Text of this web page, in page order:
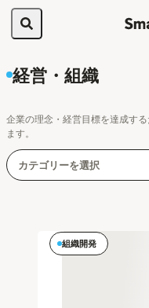
経営・組織
企業の理念・経営目標を達成す
ます。
カテゴリーを選択
組織開発